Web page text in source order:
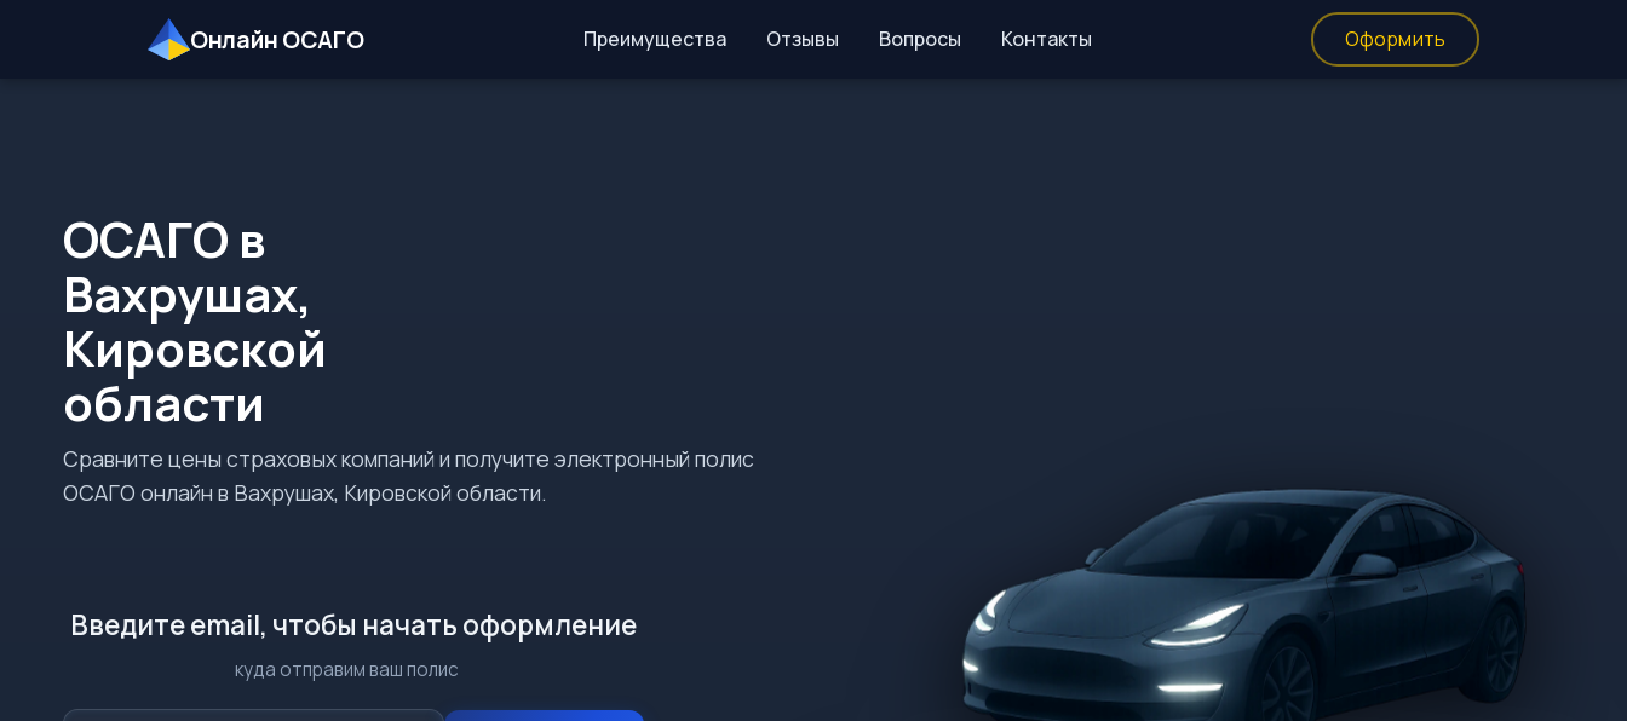
Онлайн ОСАГО Преимущества Отзывы Вопросы Контакты Оформить
ОСАГО в
Вахрушах,
Кировской
области
Сравните цены страховых компаний и получите электронный полис
ОСАГО онлайн в Вахрушах, Кировской области.
Введите email, чтобы начать оформление
куда отправим ваш полис